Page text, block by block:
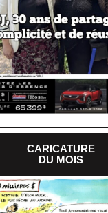
CARICATURE
DU MOIS